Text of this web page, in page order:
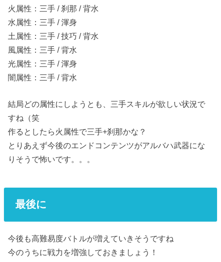
火属性：三手 / 刹那 / 背水
水属性：三手 / 渾身
土属性：三手 / 技巧 / 背水
風属性：三手 / 背水
光属性：三手 / 渾身
闇属性：三手 / 背水
結局どの属性にしようとも、三手スキルが欲しい状況で
すね（笑
作るとしたら火属性で三手+刹那かな？
とりあえず今後のエンドコンテンツがアルバハ武器にな
りそうで怖いです。。。
最後に
今後も高難易度バトルが増えていきそうですね
今のうちに戦力を増強しておきましょう！